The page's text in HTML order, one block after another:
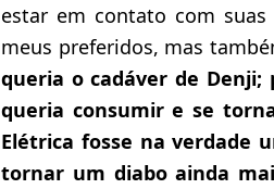
estar em contato com
meus preferidos, mas
queria o cadáver de Denji;
queria consumir e se
Elétrica fosse na verdade
tornar um diabo ainda